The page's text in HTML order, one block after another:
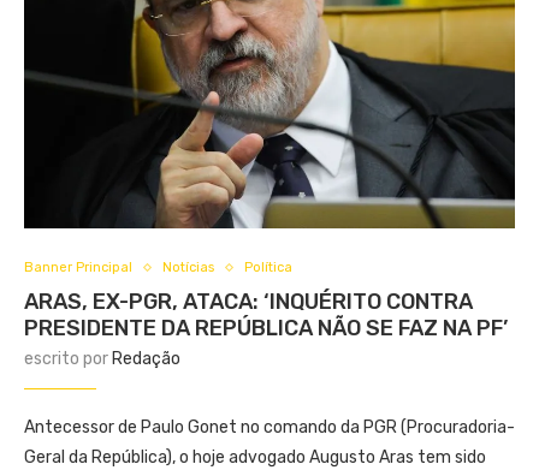
Banner Principal Notícias Política
ARAS, EX-PGR, ATACA: ‘INQUÉRITO CONTRA
PRESIDENTE DA REPÚBLICA NÃO SE FAZ NA PF’
escrito por Redação
Antecessor de Paulo Gonet no comando da PGR (Procuradoria-
Geral da República), o hoje advogado Augusto Aras tem sido